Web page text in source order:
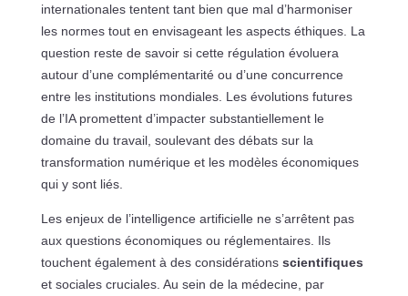
internationales tentent tant bien que mal d’harmoniser
les normes tout en envisageant les aspects éthiques. La
question reste de savoir si cette régulation évoluera
autour d’une complémentarité ou d’une concurrence
entre les institutions mondiales. Les évolutions futures
de l’IA promettent d’impacter substantiellement le
domaine du travail, soulevant des débats sur la
transformation numérique et les modèles économiques
qui y sont liés.
Les enjeux de l’intelligence artificielle ne s’arrêtent pas
aux questions économiques ou réglementaires. Ils
touchent également à des considérations scientifiques
et sociales cruciales. Au sein de la médecine, par